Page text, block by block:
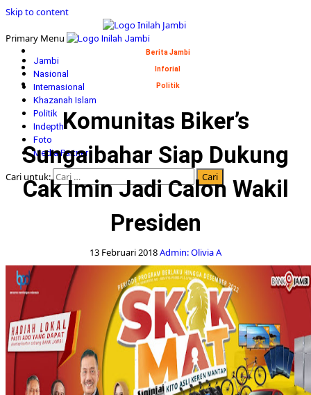
Skip to content
Primary Menu
Jambi
Nasional
Internasional
Khazanah Islam
Politik
Indepth
Foto
Media Partner
Cari untuk:
Berita Jambi
Inforial
Politik
Komunitas Biker’s
Sungaibahar Siap Dukung
Cak Imin Jadi Calon Wakil
Presiden
13 Februari 2018Admin: Olivia A